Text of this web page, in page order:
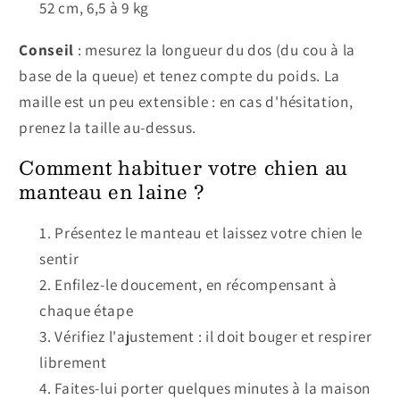
52 cm, 6,5 à 9 kg
Conseil : mesurez la longueur du dos (du cou à la
base de la queue) et tenez compte du poids. La
maille est un peu extensible : en cas d'hésitation,
prenez la taille au-dessus.
Comment habituer votre chien au
manteau en laine ?
Présentez le manteau et laissez votre chien le
sentir
Enfilez-le doucement, en récompensant à
chaque étape
Vérifiez l'ajustement : il doit bouger et respirer
librement
Faites-lui porter quelques minutes à la maison